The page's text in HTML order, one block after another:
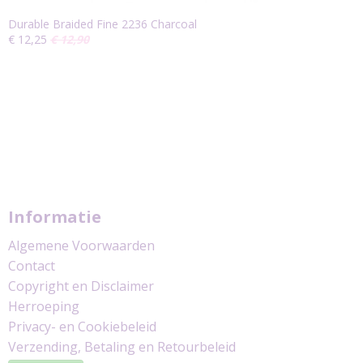
Durable Braided Fine 2236 Charcoal
€ 12,25 € 12,90
Informatie
Algemene Voorwaarden
Contact
Copyright en Disclaimer
Herroeping
Privacy- en Cookiebeleid
Verzending, Betaling en Retourbeleid